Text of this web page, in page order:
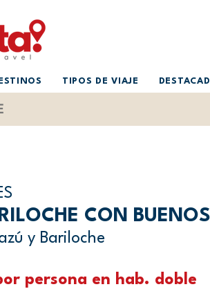
TIPOS DE VIAJE
CON
y Bariloche
persona en hab. doble